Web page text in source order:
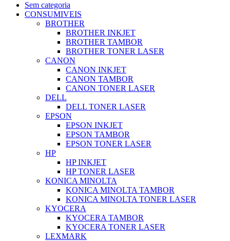
Sem categoria
CONSUMIVEIS
BROTHER
BROTHER INKJET
BROTHER TAMBOR
BROTHER TONER LASER
CANON
CANON INKJET
CANON TAMBOR
CANON TONER LASER
DELL
DELL TONER LASER
EPSON
EPSON INKJET
EPSON TAMBOR
EPSON TONER LASER
HP
HP INKJET
HP TONER LASER
KONICA MINOLTA
KONICA MINOLTA TAMBOR
KONICA MINOLTA TONER LASER
KYOCERA
KYOCERA TAMBOR
KYOCERA TONER LASER
LEXMARK